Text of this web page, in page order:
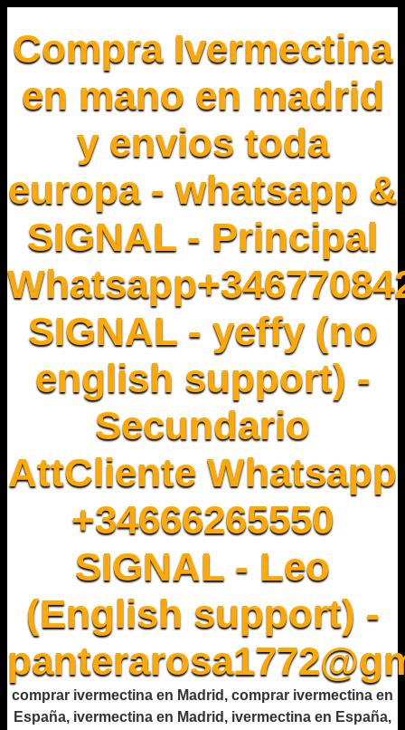
Compra Ivermectina
en mano en madrid
y envios toda
europa - whatsapp &
SIGNAL - Principal
SIGNAL - yeffy (no
english support) -
Secundario
AttCliente Whatsapp
+34666265550
SIGNAL - Leo
(English support) -
comprar ivermectina en Madrid, comprar ivermectina en
España, ivermectina en Madrid, ivermectina en España,